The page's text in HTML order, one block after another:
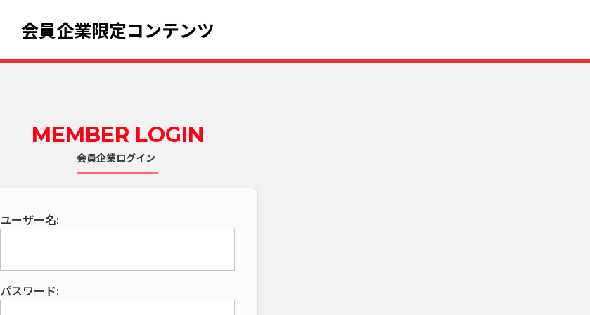
会員企業限定コンテンツ
MEMBER LOGIN
会員企業ログイン
ユーザー名:
パスワード: